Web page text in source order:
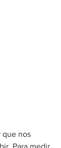
que nos
Para medir